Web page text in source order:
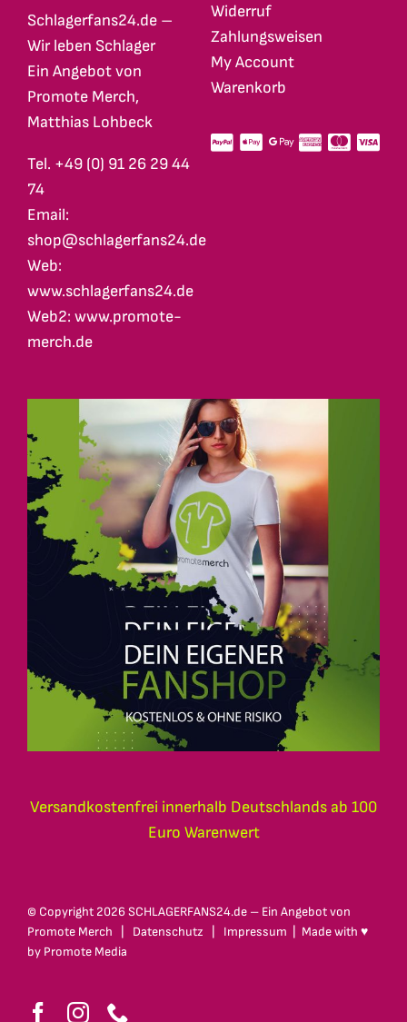
Schlagerfans24.de –
Wir leben Schlager
Ein Angebot von
Promote Merch,
Matthias Lohbeck
Tel. +49 (0) 91 26 29 44
74
Email:
shop@schlagerfans24.de
Web:
www.schlagerfans24.de
Web2: www.promote-
merch.de
Widerruf
Zahlungsweisen
My Account
Warenkorb
Versandkostenfrei innerhalb Deutschlands ab 100
Euro Warenwert
© Copyright 2026 SCHLAGERFANS24.de – Ein Angebot von
Promote Merch
Datenschutz Impressum | Made with ♥
by Promote Media